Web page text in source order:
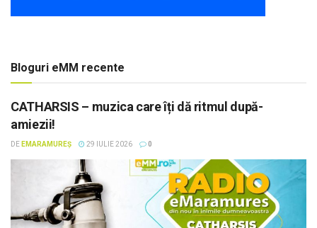
Bloguri eMM recente
CATHARSIS – muzica care îți dă ritmul după-
amiezii!
DE EMARAMUREȘ 29 IULIE 2026 0